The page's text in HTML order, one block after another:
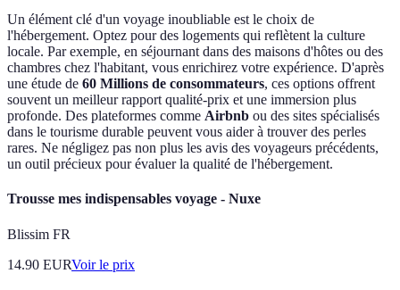
Un élément clé d'un voyage inoubliable est le choix de
l'hébergement. Optez pour des logements qui reflètent la culture
locale. Par exemple, en séjournant dans des maisons d'hôtes ou des
chambres chez l'habitant, vous enrichirez votre expérience. D'après
une étude de 60 Millions de consommateurs, ces options offrent
souvent un meilleur rapport qualité-prix et une immersion plus
profonde. Des plateformes comme Airbnb ou des sites spécialisés
dans le tourisme durable peuvent vous aider à trouver des perles
rares. Ne négligez pas non plus les avis des voyageurs précédents,
un outil précieux pour évaluer la qualité de l'hébergement.
Trousse mes indispensables voyage - Nuxe
Blissim FR
14.90 EURVoir le prix